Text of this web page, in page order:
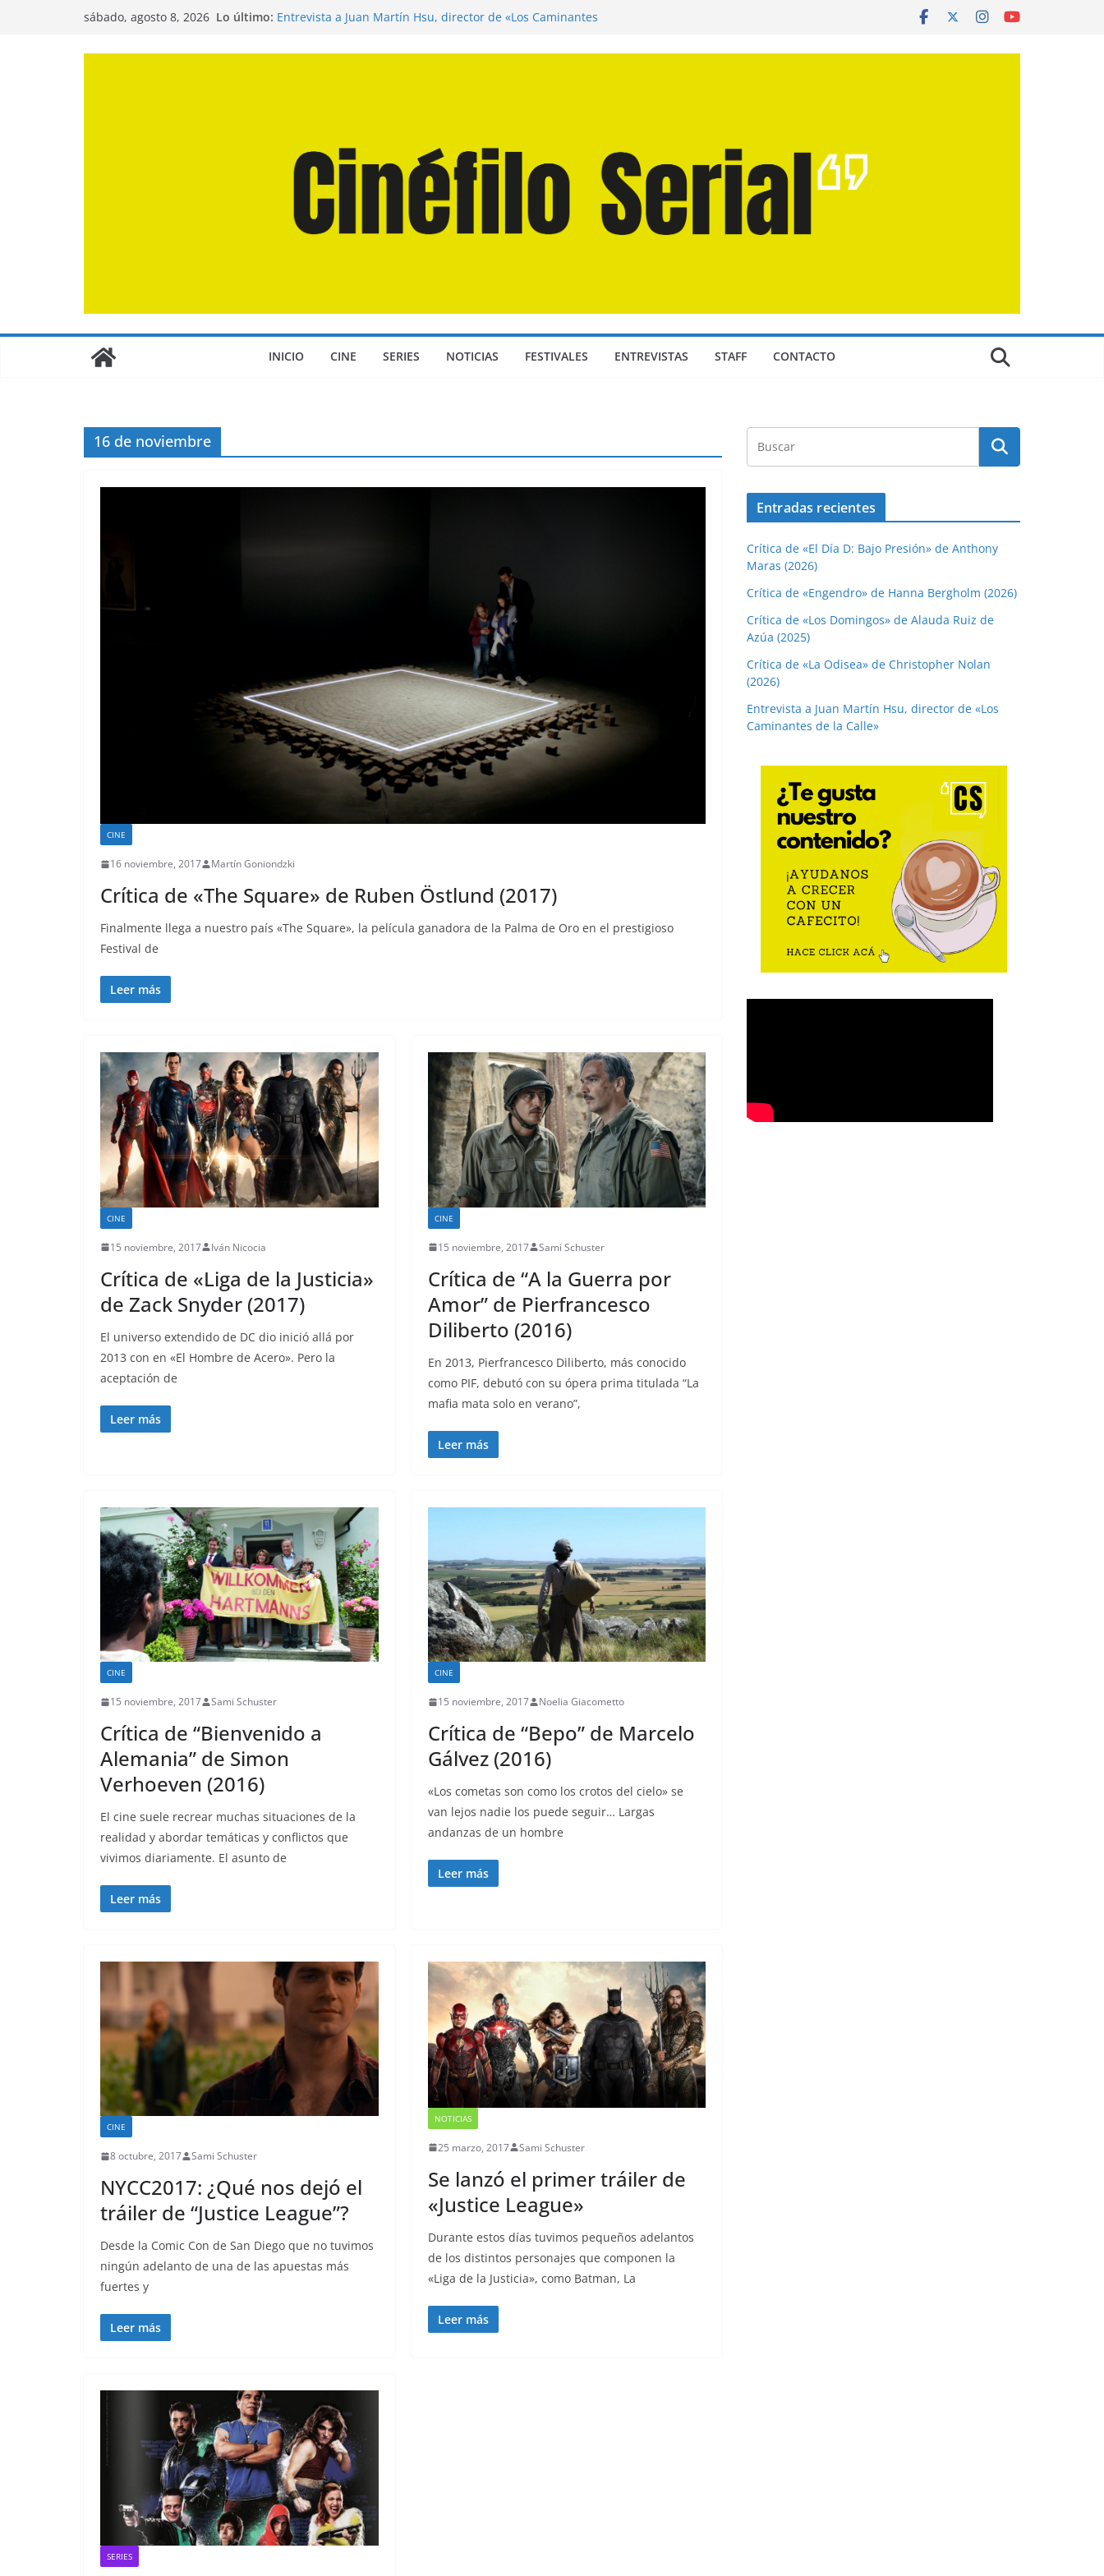
sábado, agosto 8, 2026 Lo último: Entrevista a Juan Martín Hsu, director de «Los Caminantes
INICIO CINE SERIES NOTICIAS FESTIVALES ENTREVISTAS STAFF CONTACTO
16 de noviembre
CINE
16 noviembre, 2017 Martín Goniondzki
Crítica de «The Square» de Ruben Östlund (2017)
Finalmente llega a nuestro país «The Square», la película ganadora de la Palma de Oro en el prestigioso
Festival de
Leer más
CINE
15 noviembre, 2017 Iván Nicocia
Crítica de «Liga de la Justicia»
de Zack Snyder (2017)
El universo extendido de DC dio inició allá por
2013 con en «El Hombre de Acero». Pero la
aceptación de
Leer más
CINE
15 noviembre, 2017 Sami Schuster
Crítica de “A la Guerra por
Amor” de Pierfrancesco
Diliberto (2016)
En 2013, Pierfrancesco Diliberto, más conocido
como PIF, debutó con su ópera prima titulada “La
mafia mata solo en verano”,
Leer más
CINE
15 noviembre, 2017 Sami Schuster
Crítica de “Bienvenido a
Alemania” de Simon
Verhoeven (2016)
El cine suele recrear muchas situaciones de la
realidad y abordar temáticas y conflictos que
vivimos diariamente. El asunto de
Leer más
CINE
15 noviembre, 2017 Noelia Giacometto
Crítica de “Bepo” de Marcelo
Gálvez (2016)
«Los cometas son como los crotos del cielo» se
van lejos nadie los puede seguir… Largas
andanzas de un hombre
Leer más
CINE
8 octubre, 2017 Sami Schuster
NYCC2017: ¿Qué nos dejó el
tráiler de “Justice League”?
Desde la Comic Con de San Diego que no tuvimos
ningún adelanto de una de las apuestas más
fuertes y
Leer más
NOTICIAS
25 marzo, 2017 Sami Schuster
Se lanzó el primer tráiler de
«Justice League»
Durante estos días tuvimos pequeños adelantos
de los distintos personajes que componen la
«Liga de la Justicia», como Batman, La
Leer más
SERIES
Entradas recientes
Crítica de «El Día D: Bajo Presión» de Anthony
Maras (2026)
Crítica de «Engendro» de Hanna Bergholm (2026)
Crítica de «Los Domingos» de Alauda Ruiz de
Azúa (2025)
Crítica de «La Odisea» de Christopher Nolan
(2026)
Entrevista a Juan Martín Hsu, director de «Los
Caminantes de la Calle»